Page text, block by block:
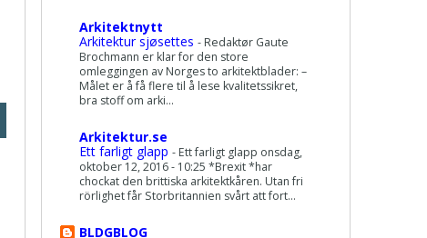
Arkitektnytt
Arkitektur sjøsettes - Redaktør Gaute
Brochmann er klar for den store
omleggingen av Norges to arkitektblader: –
Målet er å få flere til å lese kvalitetssikret,
bra stoff om arki...
Arkitektur.se
Ett farligt glapp - Ett farligt glapp onsdag,
oktober 12, 2016 - 10:25 *Brexit *har
chockat den brittiska arkitektkåren. Utan fri
rörlighet får Storbritannien svårt att fort...
BLDGBLOG